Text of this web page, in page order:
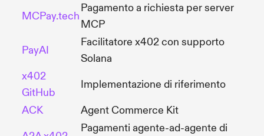
MCPay.tech
Pagamento a richiesta per server
MCP
PayAI
Facilitatore x402 con supporto
Solana
x402
GitHub
Implementazione di riferimento
ACK
Agent Commerce Kit
Pagamenti agente-ad-agente di